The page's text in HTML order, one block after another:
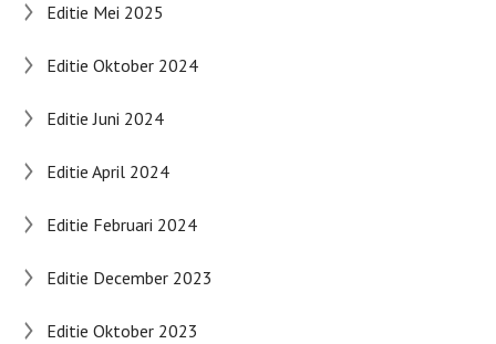
Editie Mei 2025
Editie Oktober 2024
Editie Juni 2024
Editie April 2024
Editie Februari 2024
Editie December 2023
Editie Oktober 2023